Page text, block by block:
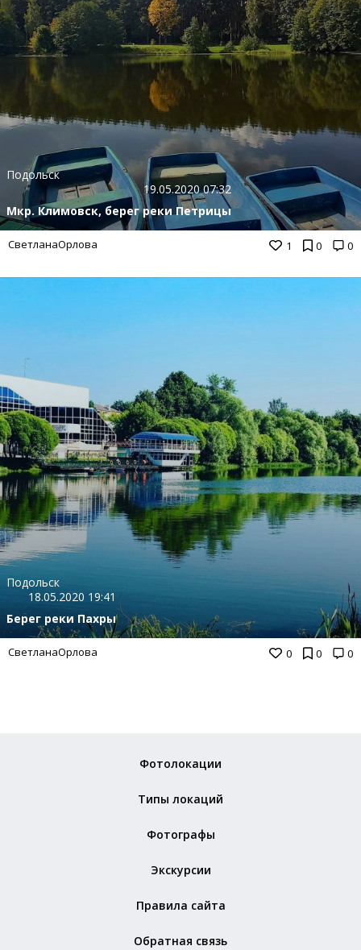
1 0 0
Подольск
19.05.2020 07:32
Мкр. Климовск, берег реки Петрицы
СветланаОрлова
0 0 0
Подольск
18.05.2020 19:41
Берег реки Пахры
СветланаОрлова
Фотолокации
Типы локаций
Фотографы
Экскурсии
Правила сайта
Обратная связь